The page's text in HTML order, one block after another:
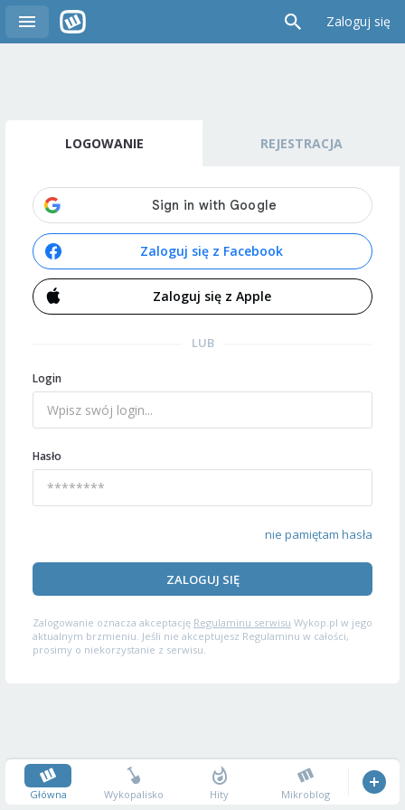
Zaloguj się
LOGOWANIE REJESTRACJA
Zaloguj się z Facebook
Zaloguj się z Apple
LUB
Login
Hasło
nie pamiętam hasła
ZALOGUJ SIĘ
Zalogowanie oznacza akceptację Regulaminu serwisu Wykop.pl w jego
aktualnym brzmieniu. Jeśli nie akceptujesz Regulaminu w całości,
prosimy o niekorzystanie z serwisu.
Główna Wykopalisko Hity Mikroblog